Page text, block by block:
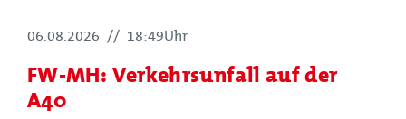
06.08.2026 // 18:49Uhr
FW-MH: Verkehrsunfall auf der
A40